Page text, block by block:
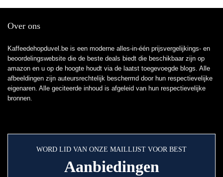
Over ons
Kaffeedehopduvel.be is een moderne alles-in-één prijsvergelijkings- en
beoordelingswebsite die de beste deals biedt die beschikbaar zijn op
amazon en u op de hoogte houdt via de laatst toegevoegde blogs. Alle
afbeeldingen zijn auteursrechtelijk beschermd door hun respectievelijke
eigenaren. Alle geciteerde inhoud is afgeleid van hun respectievelijke
bronnen.
WORD LID VAN ONZE MAILLIJST VOOR BEST
Aanbiedingen